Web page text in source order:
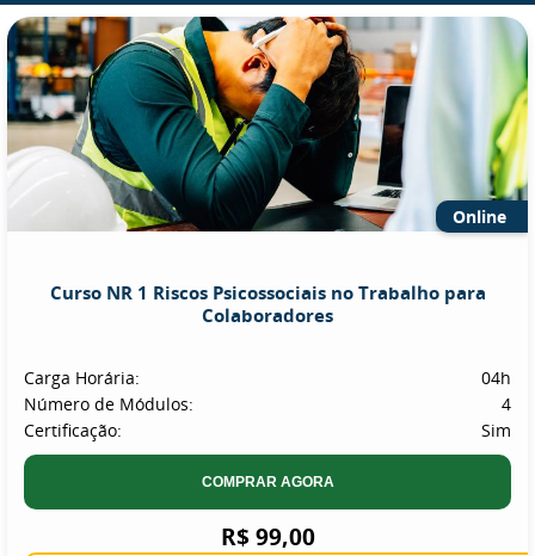
Online
Curso NR 1 Riscos Psicossociais no Trabalho para
Colaboradores
Carga Horária:
04h
Número de Módulos:
4
Certificação:
Sim
COMPRAR AGORA
R$ 99,00